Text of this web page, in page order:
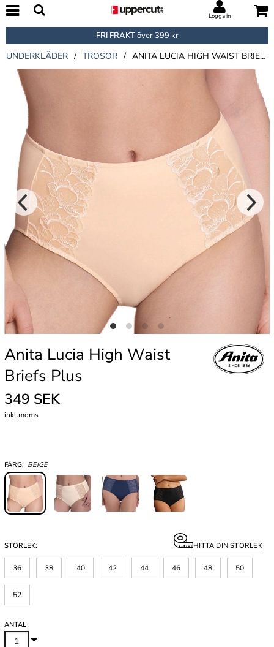
Logga in
FRI FRAKTöver 399 kr
UNDERKLÄDER / TROSOR / ANITA LUCIA HIGH WAIST BRIEFS PLUS
Anita Lucia High Waist
Briefs Plus
349 SEK
inkl.moms
FÄRG: BEIGE
STORLEK: HITTA DIN STORLEK
36 38 40 42 44 46 48 50
52
ANTAL